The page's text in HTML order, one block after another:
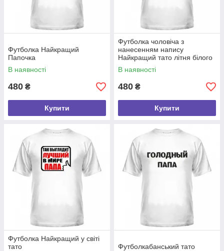
Футболка Найкращий
Папочка
В наявності
480 ₴
Купити
Футболка чоловіча з
нанесенням напису
Найкращий тато літня білого
кольору
В наявності
480 ₴
Купити
Футболка Найкращий у світі
тато
Футболкабанський тато